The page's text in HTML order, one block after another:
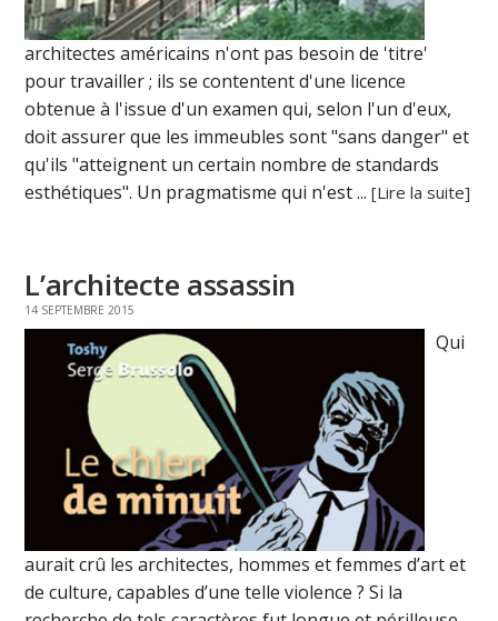
architectes américains n'ont pas besoin de 'titre'
pour travailler ; ils se contentent d'une licence
obtenue à l'issue d'un examen qui, selon l'un d'eux,
doit assurer que les immeubles sont "sans danger" et
qu'ils "atteignent un certain nombre de standards
esthétiques". Un pragmatisme qui n'est ...[Lire la suite]
L’architecte assassin
14 SEPTEMBRE 2015
Qui
aurait crû les architectes, hommes et femmes d’art et
de culture, capables d’une telle violence ? Si la